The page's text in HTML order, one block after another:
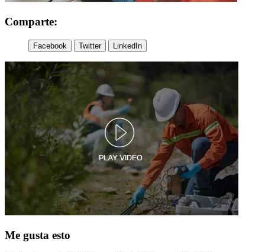
Comparte:
Facebook Twitter LinkedIn
Me gusta esto